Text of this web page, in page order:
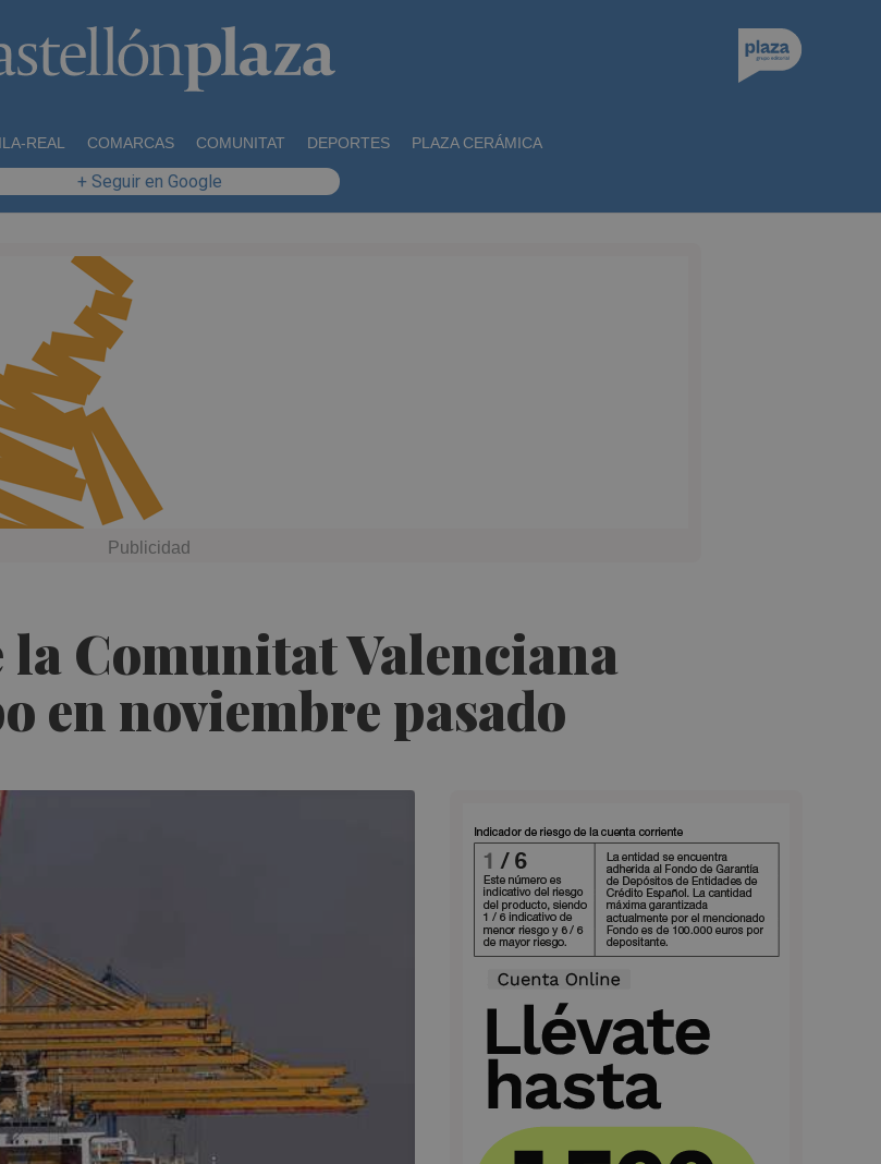
REAL COMARCAS COMUNITAT DEPORTES PLAZA CERÁMICA
+ Seguir en Google
la Comunitat Valenciana
en noviembre pasado